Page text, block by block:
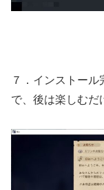
７．インストー
で、後は楽しむだ